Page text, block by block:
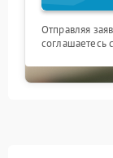
Отправляя
соглашаетесь с